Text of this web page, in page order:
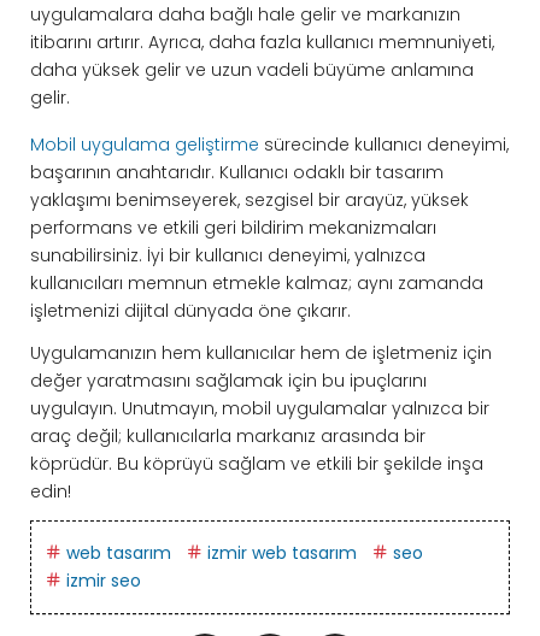
uygulamalara daha bağlı hale gelir ve markanızın
itibarını artırır. Ayrıca, daha fazla kullanıcı memnuniyeti,
daha yüksek gelir ve uzun vadeli büyüme anlamına
gelir.
Mobil uygulama geliştirme sürecinde kullanıcı deneyimi,
başarının anahtarıdır. Kullanıcı odaklı bir tasarım
yaklaşımı benimseyerek, sezgisel bir arayüz, yüksek
performans ve etkili geri bildirim mekanizmaları
sunabilirsiniz. İyi bir kullanıcı deneyimi, yalnızca
kullanıcıları memnun etmekle kalmaz; aynı zamanda
işletmenizi dijital dünyada öne çıkarır.
Uygulamanızın hem kullanıcılar hem de işletmeniz için
değer yaratmasını sağlamak için bu ipuçlarını
uygulayın. Unutmayın, mobil uygulamalar yalnızca bir
araç değil; kullanıcılarla markanız arasında bir
köprüdür. Bu köprüyü sağlam ve etkili bir şekilde inşa
edin!
web tasarım izmir web tasarım
seo
izmir seo